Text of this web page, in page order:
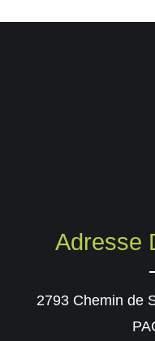
Adresse
2793 Chemin de